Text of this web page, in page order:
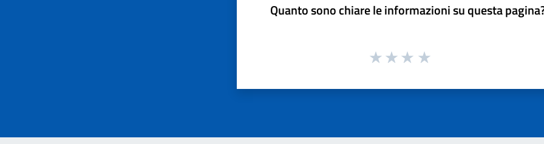
Quanto sono chiare le informazioni su questa